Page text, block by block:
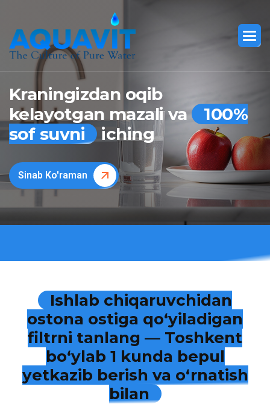
Kraningizdan oqib
kelayotgan mazali va
100%
sof suvni
iching
Sinab Ko'raman
Ishlab chiqaruvchidan
ostona ostiga qo‘yiladigan
filtrni tanlang — Toshkent
bo‘ylab 1 kunda bepul
yetkazib berish va o‘rnatish
bilan